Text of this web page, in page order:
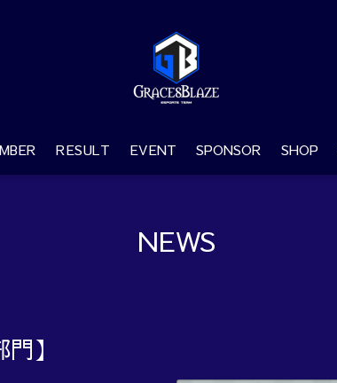
RESULT EVENT SPONSOR SHOP
NEWS
】